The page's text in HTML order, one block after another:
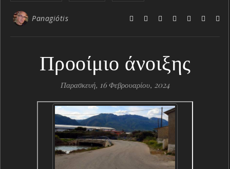
Panagiótis
Προοίμιο άνοιξης
Παρασκευή, 16 Φεβρουαρίου, 2024